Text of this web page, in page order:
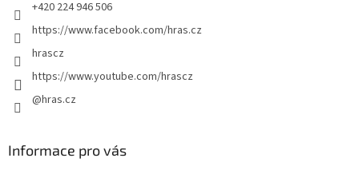
+420 224 946 506
https://www.facebook.com/hras.cz
hrascz
https://www.youtube.com/hrascz
@hras.cz
Informace pro vás